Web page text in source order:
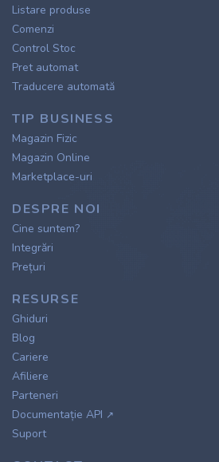
Listare produse
Comenzi
Control Stoc
Pret automat
Traducere automată
TIP BUSINESS
Magazin Fizic
Magazin Online
Marketplace-uri
DESPRE NOI
Cine suntem?
Integrări
Prețuri
RESURSE
Ghiduri
Blog
Cariere
Afiliere
Parteneri
Documentație API ↗
Suport